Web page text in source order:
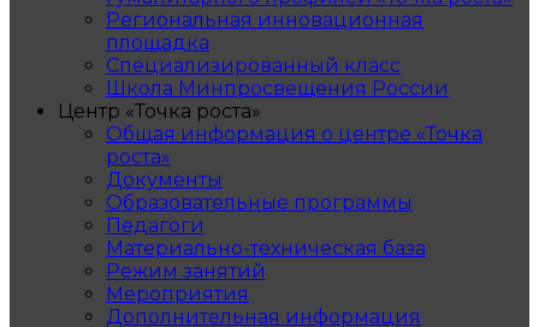
Региональная инновационная
площадка
Специализированный класс
Школа Минпросвещения России
Центр «Точка роста»
Общая информация о центре «Точка
роста»
Документы
Образовательные программы
Педагоги
Материально-техническая база
Режим занятий
Мероприятия
Дополнительная информация